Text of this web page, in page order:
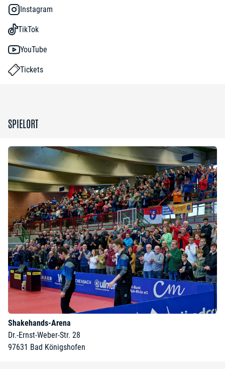
Instagram
TikTok
YouTube
Tickets
SPIELORT
Shakehands-Arena
Dr.-Ernst-Weber-Str. 28
97631 Bad Königshofen